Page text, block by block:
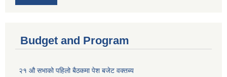
Budget and Program
२१ औ सभाको पहिलो बैठकमा पेश बजेट वक्तब्य